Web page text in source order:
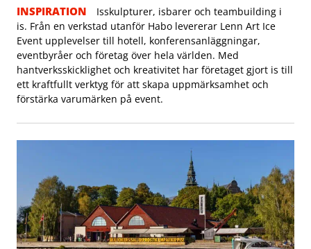
INSPIRATION
Isskulpturer, isbarer och teambuilding i
is. Från en verkstad utanför Habo levererar Lenn Art Ice
Event upplevelser till hotell, konferensanläggningar,
eventbyråer och företag över hela världen. Med
hantverksskicklighet och kreativitet har företaget gjort is till
ett kraftfullt verktyg för att skapa uppmärksamhet och
förstärka varumärken på event.